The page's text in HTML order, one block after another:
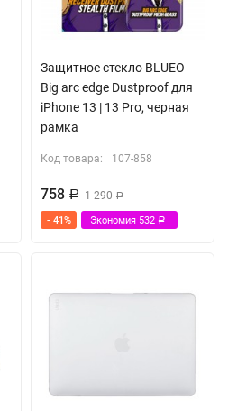
Защитное стекло BLUEO
Big arc edge Dustproof для
iPhone 13 | 13 Pro, черная
рамка
Код товара: 107-858
758 Р 1 290Р
- 41% Экономия 532 Р